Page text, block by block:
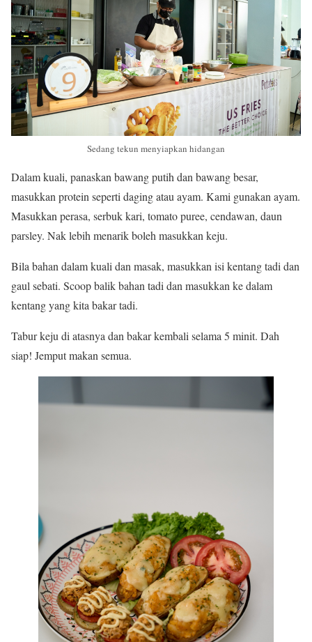
Sedang tekun menyiapkan hidangan
Dalam kuali, panaskan bawang putih dan bawang besar,
masukkan protein seperti daging atau ayam. Kami gunakan ayam.
Masukkan perasa, serbuk kari, tomato puree, cendawan, daun
parsley. Nak lebih menarik boleh masukkan keju.
Bila bahan dalam kuali dan masak, masukkan isi kentang tadi dan
gaul sebati. Scoop balik bahan tadi dan masukkan ke dalam
kentang yang kita bakar tadi.
Tabur keju di atasnya dan bakar kembali selama 5 minit. Dah
siap! Jemput makan semua.